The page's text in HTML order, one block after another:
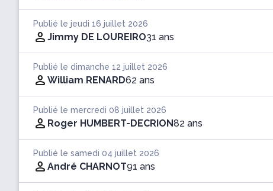
Publié le jeudi 16 juillet 2026
Jimmy DE LOUREIRO31 ans
Publié le dimanche 12 juillet 2026
William RENARD62 ans
Publié le mercredi 08 juillet 2026
Roger HUMBERT-DECRION82 ans
Publié le samedi 04 juillet 2026
André CHARNOT91 ans